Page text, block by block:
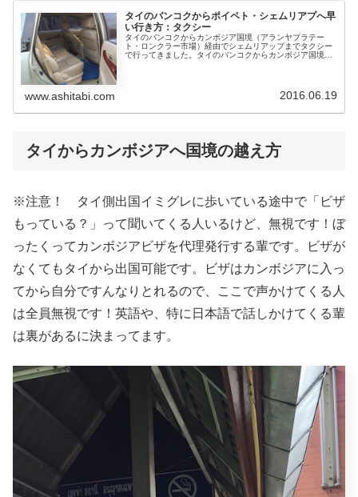
タイのバンコクからポイペト・シェムリアプへ早
い行き方：タクシー
タイのバンコクからカンボジア国境（アランヤプラテー
ト・ロンクラー市場）経由でシェムリアップまでタクシー
で行ってきました。タイのバンコクからカンボジア国境
www.ashitabi.com 2016.06.19
タイからカンボジアへ国境の越え方
※注意！ タイ側出国イミグレに歩いている途中で「ビザ
もっている？」って聞いてくる人いるけど、無視です！ぼ
ったくってカンボジアビザを代理発行する輩です。ビザが
なくてもタイから出国可能です。ビザはカンボジアに入っ
てから自分ですんなりとれるので、ここで声かけてくる人
は全員無視です！英語や、特に日本語で話しかけてくる輩
は裏があるに決まってます。